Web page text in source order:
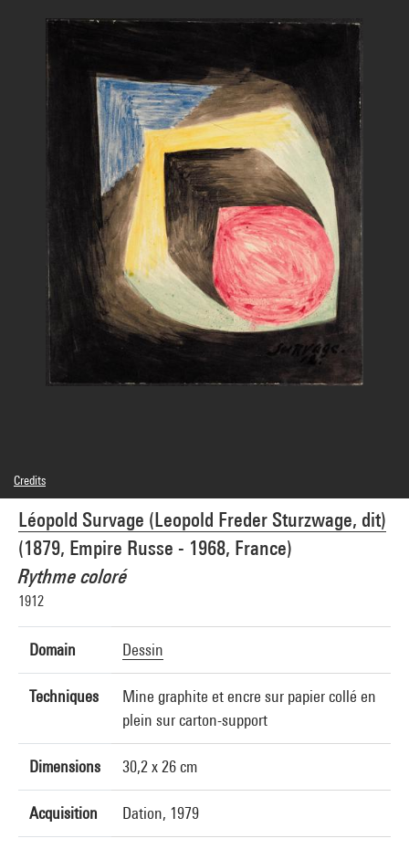
Léopold Survage (Leopold Freder Sturzwage, dit)
(1879, Empire Russe - 1968, France)
Rythme coloré
1912
Domain Dessin
Techniques
Mine graphite et encre sur papier collé en
plein sur carton-support
Dimensions 30,2 x 26 cm
Acquisition Dation, 1979
Credits
© Adagp, Paris
Photo credits : Centre Pompidou, MNAM-CCI/Service de la documentation
photographique du MNAM/Dist. GrandPalaisRmn
Image reference : 4R02592 [1981 CX 0060]
Image presentation :GrandPalaisRmnPhoto